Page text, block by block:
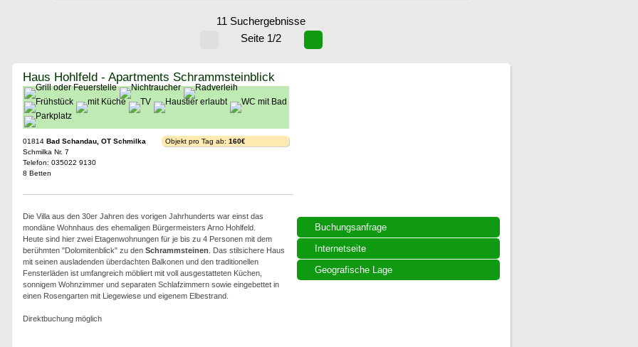
11 Suchergebnisse
Seite 1/2
Buchungsanfrage
Internetseite
Geografische Lage
Haus Hohlfeld - Apartments Schrammsteinblick
01814 Bad Schandau, OT Schmilka
Schmilka Nr. 7
Telefon: 035022 9130
8 Betten
Objekt pro Tag ab: 160€
Die Villa aus den 30er Jahren des vorigen Jahrhunderts war einst das
mondäne Wohnhaus des ehemaligen Bürgermeisters Arno Hohlfeld.
Heute sind hier zwei Etagenwohnungen für je bis zu 4 Personen mit dem
berühmten "Dolomitenblick" zu den Schrammsteinen . Das stilsichere Haus
mit seinen ausladenden überdachten Balkonen und den traditionellen
Fensterläden ist umfangreich möbliert mit voll ausgestatteten Küchen,
sonnigem Wohnzimmer und separaten Schlafzimmern sowie eingebettet in
einen Rosengarten mit Liegewiese und eigenem Elbestrand.
Direktbuchung möglich